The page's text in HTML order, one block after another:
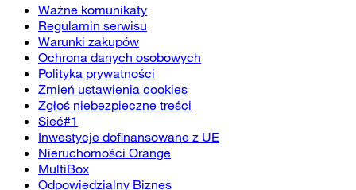
Ważne komunikaty
Regulamin serwisu
Warunki zakupów
Ochrona danych osobowych
Polityka prywatności
Zmień ustawienia cookies
Zgłoś niebezpieczne treści
Sieć#1
Inwestycje dofinansowane z UE
Nieruchomości Orange
MultiBox
Odpowiedzialny Biznes